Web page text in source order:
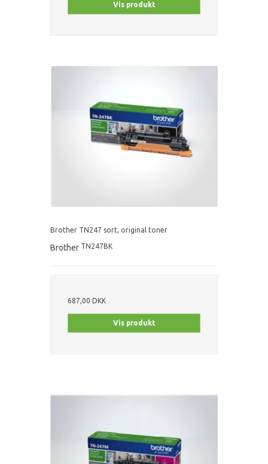
Vis produkt
Brother TN247 sort, original toner
Brother TN247BK
687,00 DKK
Vis produkt